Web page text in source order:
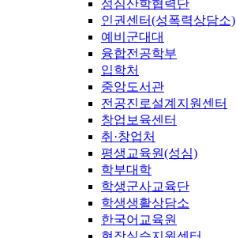
성심산학협력단
인권센터(성폭력상담소)
예비군대대
융합전공학부
입학처
중앙도서관
전공진로설계지원센터
창업보육센터
취·창업처
평생교육원(성심)
학부대학
학생군사교육단
학생생활상담소
한국어교육원